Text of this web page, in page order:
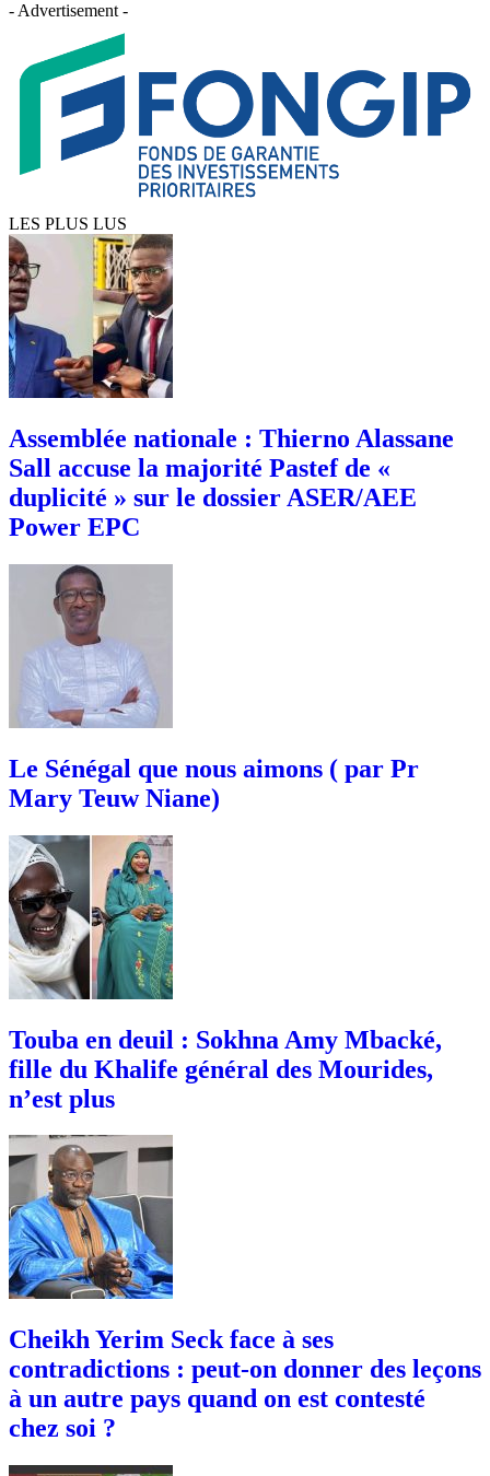
- Advertisement -
LES PLUS LUS
Assemblée nationale : Thierno Alassane
Sall accuse la majorité Pastef de «
duplicité » sur le dossier ASER/AEE
Power EPC
Le Sénégal que nous aimons ( par Pr
Mary Teuw Niane)
Touba en deuil : Sokhna Amy Mbacké,
fille du Khalife général des Mourides,
n’est plus
Cheikh Yerim Seck face à ses
contradictions : peut-on donner des leçons
à un autre pays quand on est contesté
chez soi ?